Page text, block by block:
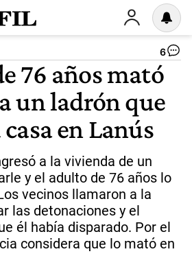
6
76 años mató
un ladrón que
en Lanús
a la vivienda de un
y el adulto de 76 años lo
vecinos llamaron a la
las detonaciones y el
él había disparado. Por el
considera que lo mató en